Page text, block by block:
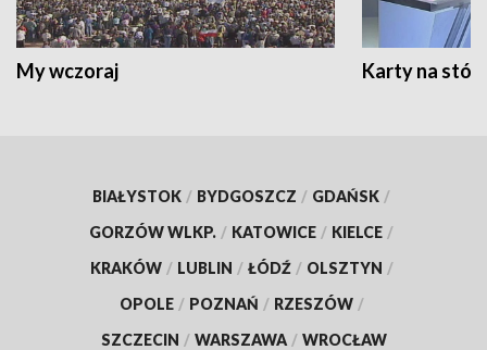
My wczoraj Karty na
BIAŁYSTOK / BYDGOSZCZ / GDAŃSK /
GORZÓW WLKP. / KATOWICE / KIELCE /
KRAKÓW / LUBLIN / ŁÓDŹ / OLSZTYN /
OPOLE / POZNAŃ / RZESZÓW /
SZCZECIN / WARSZAWA / WROCŁAW